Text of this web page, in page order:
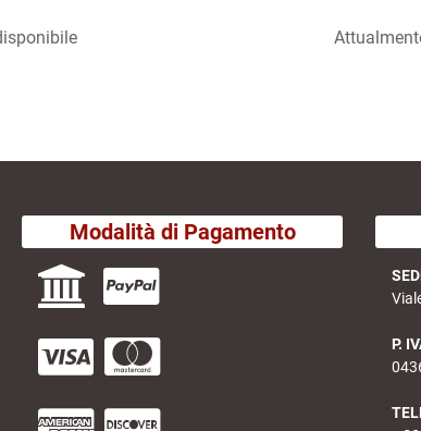
Modalità di Pagamento
P.